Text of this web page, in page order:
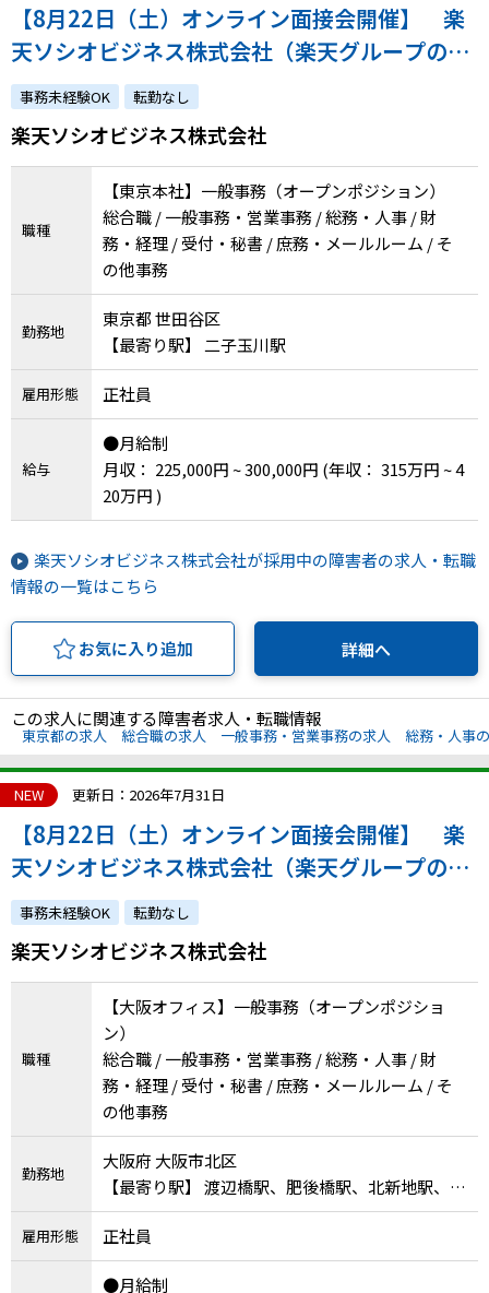
【8月22日（土）オンライン面接会開催】 楽
天ソシオビジネス株式会社（楽天グループの特
例子会社◎充実のサポート体制！ステップアッ
プしながら成長できます。）
事務未経験OK 転勤なし
楽天ソシオビジネス株式会社
職種
【東京本社】一般事務（オープンポジション）
総合職 / 一般事務・営業事務 / 総務・人事 / 財
務・経理 / 受付・秘書 / 庶務・メールルーム / そ
の他事務
勤務地
東京都 世田谷区
【最寄り駅】 二子玉川駅
雇用形態 正社員
給与
●月給制
月収： 225,000円 ~ 300,000円 (年収： 315万円 ~ 4
20万円 )
楽天ソシオビジネス株式会社が採用中の障害者の求人・転職
情報の一覧はこちら
お気に入り追加 詳細へ
この求人に関連する障害者求人・転職情報
東京都の求人 総合職の求人 一般事務・営業事務の求人 総務・人事
NEW 更新日：2026年7月31日
【8月22日（土）オンライン面接会開催】 楽
天ソシオビジネス株式会社（楽天グループの特
例子会社◎意欲重視！主体的ににチャレンジで
きる環境があります。）
事務未経験OK 転勤なし
楽天ソシオビジネス株式会社
職種
【大阪オフィス】一般事務（オープンポジショ
ン）
総合職 / 一般事務・営業事務 / 総務・人事 / 財
務・経理 / 受付・秘書 / 庶務・メールルーム / そ
の他事務
勤務地
大阪府 大阪市北区
【最寄り駅】 渡辺橋駅、肥後橋駅、北新地駅、淀
屋橋駅、大阪駅
雇用形態 正社員
●月給制